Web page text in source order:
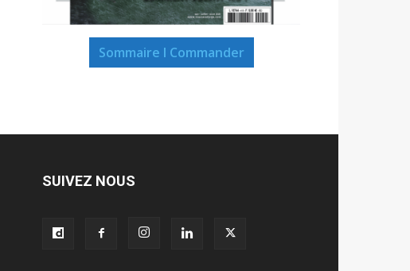
Sommaire I Commander
SUIVEZ NOUS